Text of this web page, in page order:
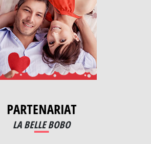
PARTENARIAT
LA BELLE BOBO